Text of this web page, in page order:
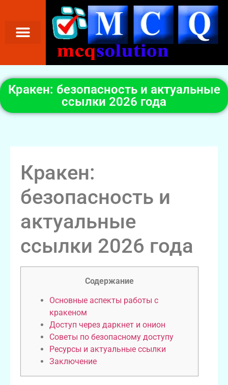
Кракен: безопасность и актуальные
ссылки 2026 года
Кракен:
безопасность и
актуальные
ссылки 2026 года
Содержание
Основные аспекты работы с
кракеном
Доступ через даркнет и онион
Советы по безопасному доступу
Ресурсы и актуальные ссылки
Заключение